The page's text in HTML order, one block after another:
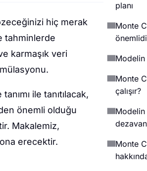
hiç merak
tahminlerde
karmaşık veri
ile tanıtılacak,
önemli olduğu
Makalemiz,
erecektir.
planı
Monte
Modelin
Monte
çalışır?
Modelin
Monte